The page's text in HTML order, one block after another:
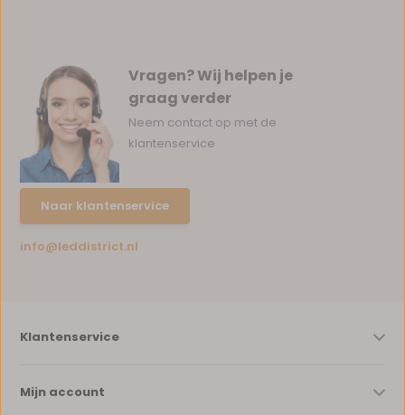
Vragen? Wij helpen je
graag verder
Neem contact op met de
klantenservice
Naar klantenservice
info@leddistrict.nl
Klantenservice
Mijn account